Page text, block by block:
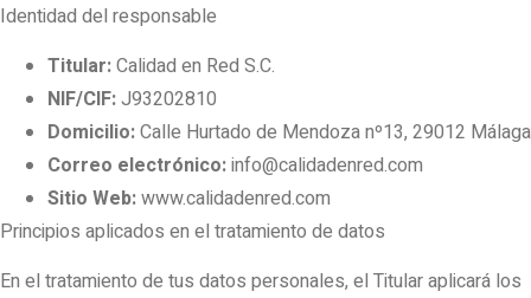
Identidad del responsable
Titular:Calidad en Red S.C.
NIF/CIF:J93202810
Domicilio:Calle Hurtado de Mendoza nº13, 29012 Málaga
Correo electrónico:info@calidadenred.com
Sitio Web:www.calidadenred.com
Principios aplicados en el tratamiento de datos
En el tratamiento de tus datos personales, el Titular aplicará los